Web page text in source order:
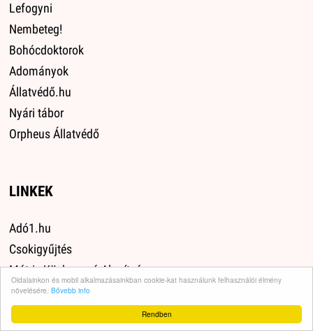
Rendben
Oldalainkon és mobil alkalmazásainkban cookie-kat használunk felhasználói élmény
növelésére. Bővebb info
Lefogyni
Nembeteg!
Bohócdoktorok
Adományok
Állatvédő.hu
Nyári tábor
Orpheus Állatvédő
LINKEK
Adó1.hu
Csokigyűjtés
Mátrix Közhasznú Alapítvány
Állatbarát Web Kuckó
13636